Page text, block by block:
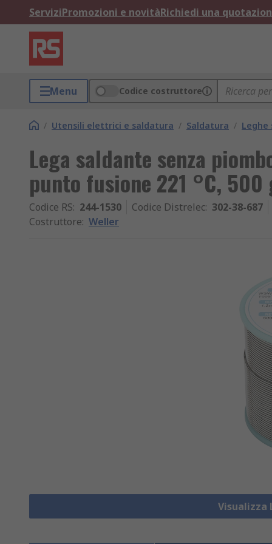
ServiziPromozioni e novitàRichiedi una
Menu Codice costruttore
/ Utensili elettrici e saldatura / Saldatura / Leghe
Lega saldante senza
punto fusione 221 °C, 500
Codice RS: 244-1530 Codice Distrelec: 302-38-687
Costruttore: Weller
Visualizza